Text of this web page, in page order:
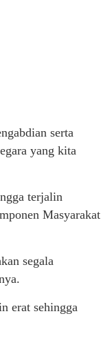
serta
yang kita
terjalin
Masyarakat
segala
erat sehingga